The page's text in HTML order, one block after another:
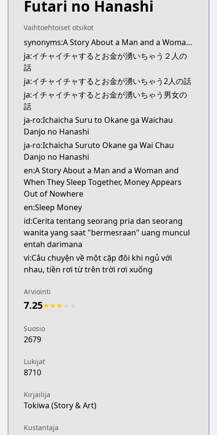
Kitsu
https://kitsu.app/manga/ichaicha-suru-to-okane-
CDJapan
CDJapan
https://www.anime-planet.com/manga/https://
MangaUpdates
https://www.mangaupdates.com/
Book☆Walker
https://bookwalker.jp/series/256603/list
Futari no Hanashi
Vaihtoehtoiset otsikot
synonyms:A Story About a Man and a Woman and When They Sleep Together, Money Appears Out of Nowhere,Anna Koto ya Sonna Koto wo shite Okane wo Kasegu Danjo
ja:イチャイチャするとお金が湧いちゃう２人の
話
ja:イチャイチャするとお金が湧いちゃう2人の話
ja:イチャイチャするとお金が湧いちゃう男女の
話
ja-ro:Ichaicha Suru to Okane ga Waichau
Danjo no Hanashi
ja-ro:Ichaicha Suruto Okane ga Wai Chau
Danjo no Hanashi
en:A Story About a Man and a Woman and
When They Sleep Together, Money Appears
Out of Nowhere
en:Sleep Money
id:Cerita tentang seorang pria dan seorang
wanita yang saat "bermesraan" uang muncul
entah darimana
vi:Câu chuyện về một cặp đôi khi ngủ với
nhau, tiền rơi từ trên trời rơi xuống
Arviointi
7.25★★★
Suosio
2679
Lukijat
8710
Kirjailija
Tokiwa (Story & Art)
Kustantaja